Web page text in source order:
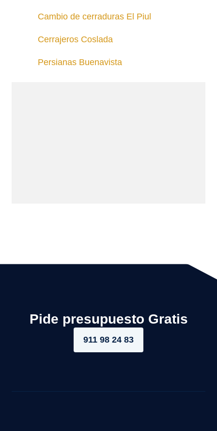
Cambio de cerraduras El Piul
Cerrajeros Coslada
Persianas Buenavista
Pide presupuesto Gratis
911 98 24 83